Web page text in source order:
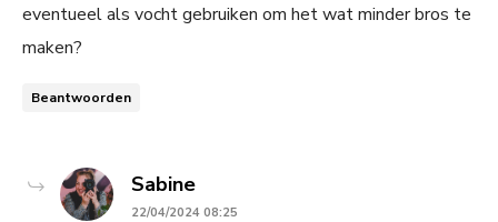
eventueel als vocht gebruiken om het wat minder bros te
maken?
Beantwoorden
Sabinesays:
22/04/2024 08:25